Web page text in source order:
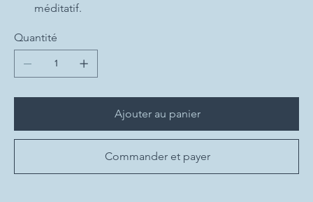
méditatif.
Quantité
Ajouter au panier
Commander et payer